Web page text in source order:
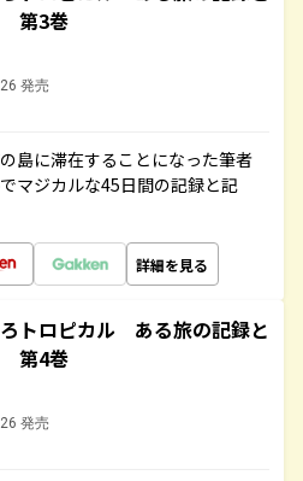
第3巻
発売
島に滞在することになった筆者
マジカルな45日間の記録と記
詳細を見る
トロピカル ある旅の記録と
第4巻
発売